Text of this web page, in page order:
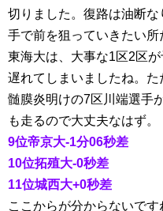
切りました。復路は油断
手で前を狙っていきたい所
東海大は、大事な1区2区
遅れてしまいましたね。た
髄膜炎明けの7区川端選手
も走るので大丈夫なはず。
9位帝京大-1分06秒差
10位拓殖大-0秒差
11位城西大+0秒差
ここからが分からないで